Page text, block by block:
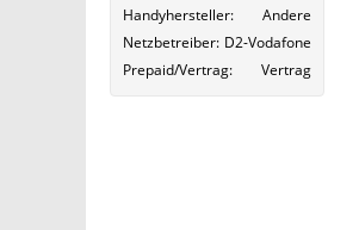
Handyhersteller
Andere
Netzbetreiber D2-Vodafone
Prepaid/Vertrag
Vertrag